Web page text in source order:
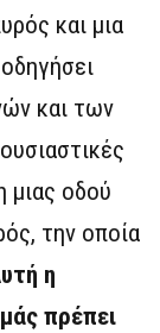
και μια
και των
μιας οδού
την οποία
η
πρέπει